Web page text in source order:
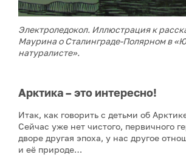
Электроледокол. Иллюстрация к
Маурина о Сталинграде-Полярном в
натуралисте».
Арктика – это интересно!
Итак, как говорить с детьми об
Сейчас уже нет чистого, первичного
дворе другая эпоха, у нас другое
и её природе…